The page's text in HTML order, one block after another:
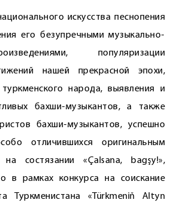
искусства песнопения
его безупречными музыкально-
популяризации
нашей прекрасной эпохи,
народа, выявления и
бахши-музыкантов, а также
бахши-музыкантов, успешно
отличившихся оригинальным
на состязании «Çalsana, bagşy!»,
в рамках конкурса на соискание
Туркменистана «Türkmeniň Altyn